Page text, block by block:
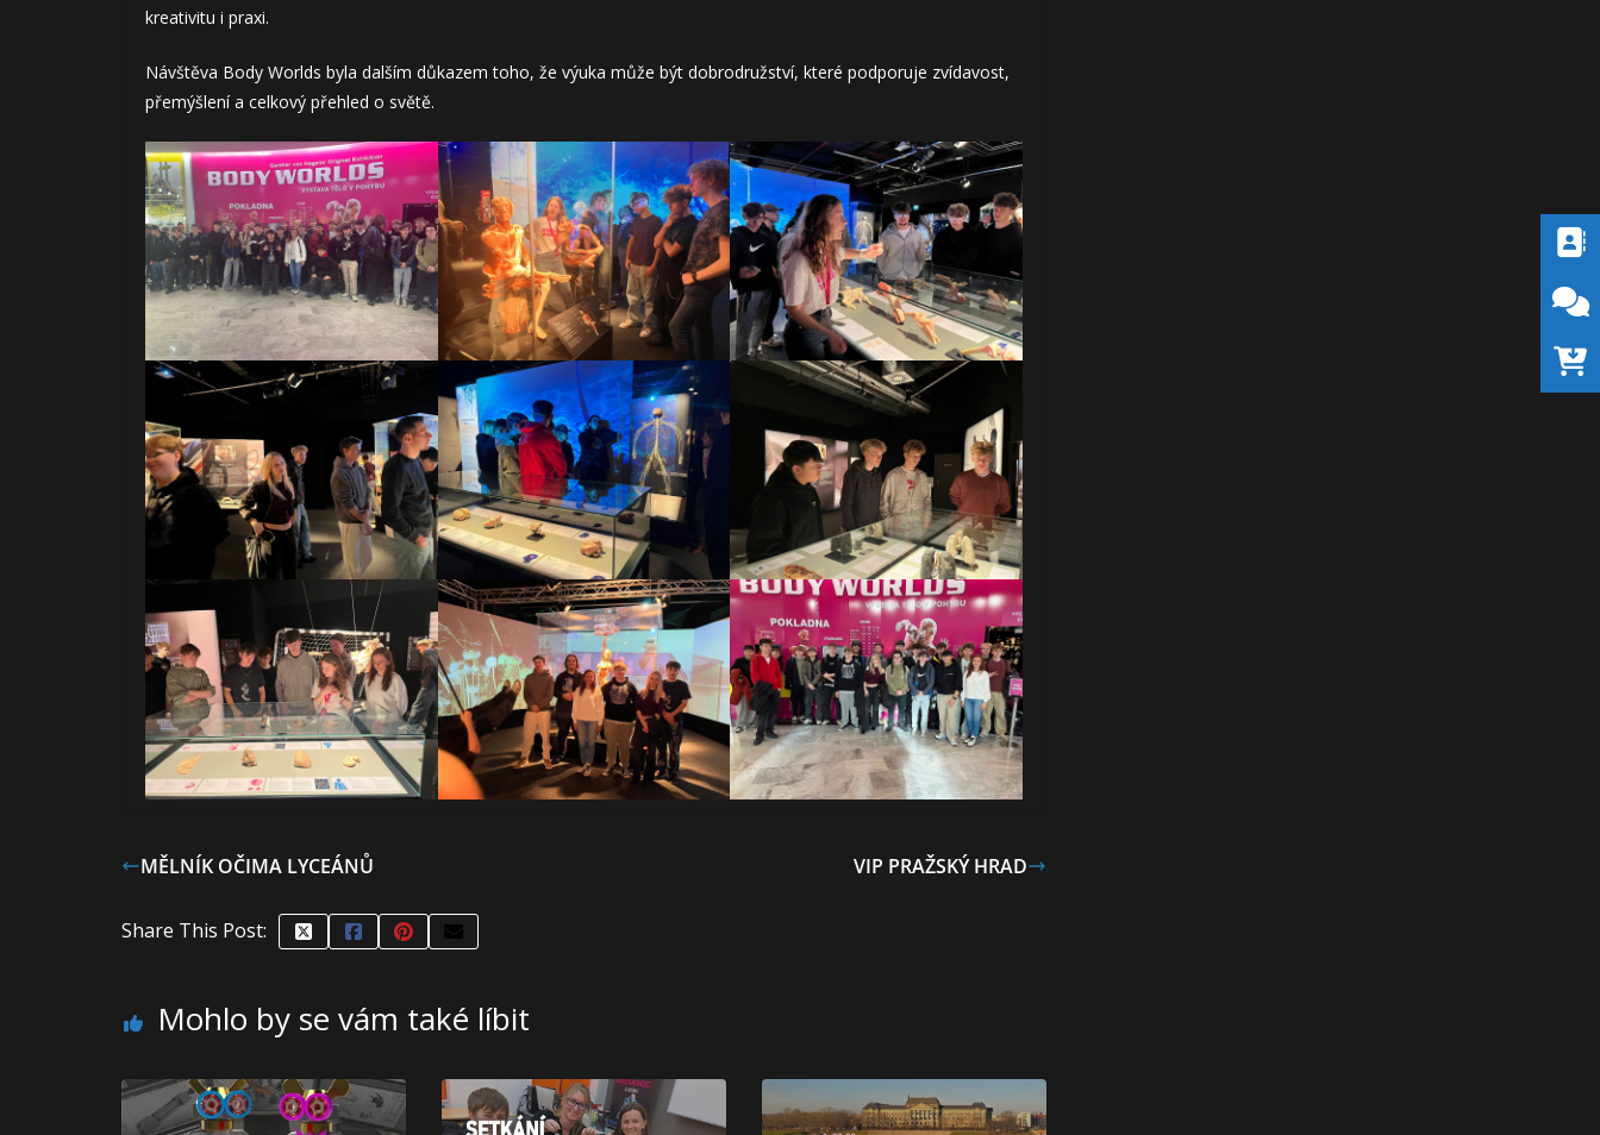
kreativitu i praxi.
Návštěva Body Worlds byla dalším důkazem toho, že výuka může být dobrodružství, které podporuje zvídavost,
přemýšlení a celkový přehled o světě.
MĚLNÍK OČIMA LYCEÁNŮ VIP PRAŽSKÝ HRAD
Share This Post:
Mohlo by se vám také líbit